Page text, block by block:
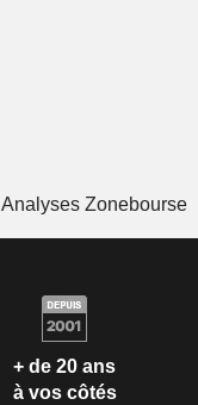
Analyses Zonebourse
+ de 20 ans
à vos côtés